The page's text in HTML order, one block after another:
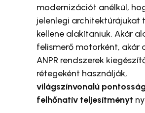
modernizációt anélkül,
jelenlegi architektúrájukat
kellene alakítaniuk. Akár
felismerő motorként, akár
ANPR rendszerek
rétegeként használják,
világszínvonalú
felhőnatív teljesítményt